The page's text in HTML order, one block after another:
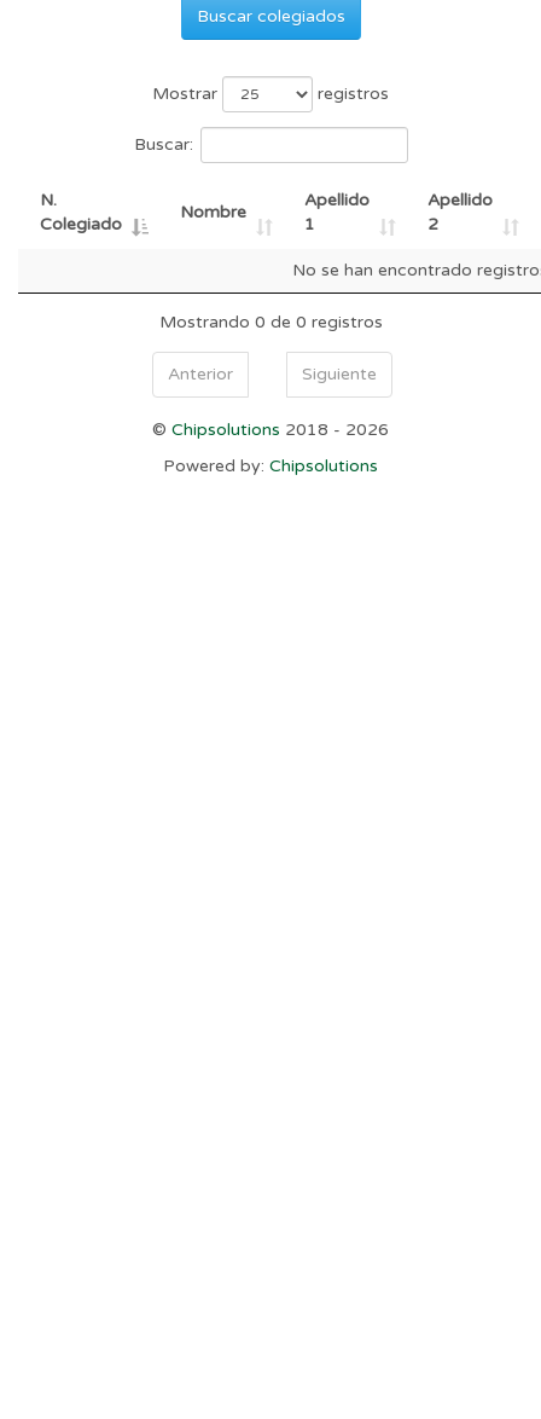
Buscar colegiados
Mostrar registros
Buscar:
N.
Colegiado
Nombre
Apellido
1
Apellido
2
No se han encontrado
Mostrando 0 de 0 registros
Anterior Siguiente
© Chipsolutions 2018 - 2026
Powered by: Chipsolutions